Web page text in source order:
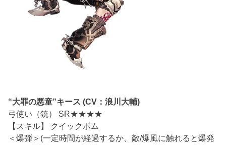
“大罪の悪童”キース (CV：浪川大輔)
弓使い（銃） SR★★★★
【スキル】 クイックボム
＜爆弾＞(一定時間が経過するか、敵/爆風に触れると爆発